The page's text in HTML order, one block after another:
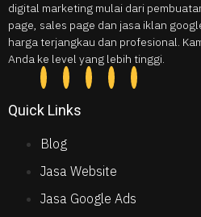
digital marketing mulai dari
page, sales page dan jasa iklan
harga terjangkau dan profesional.
Anda ke level yang lebih tinggi.
Quick Links
Blog
Jasa Website
Jasa Google Ads